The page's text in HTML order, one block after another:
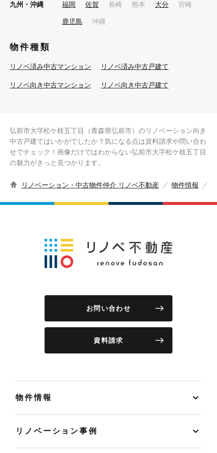
九州・沖縄 福岡 佐賀 長崎 熊本 大分 宮崎
鹿児島 沖縄
物件種類
リノベ済み中古マンション リノベ済み中古戸建て
リノベ向き中古マンション リノベ向き中古戸建て
弘前市大字松ケ枝五丁目（青森県弘前市）のリノベーション向き
中古戸建てはいかがでしたか？気になる点は資料請求や問い合わ
せでチェック！画像だけではわからない弘前市大字松ケ枝五丁目
の魅力がきっと見つかります。
リノベーション・中古物件仲介 リノベ不動産 物件情報
お問い合わせ
資料請求
物件情報
リノベーション事例